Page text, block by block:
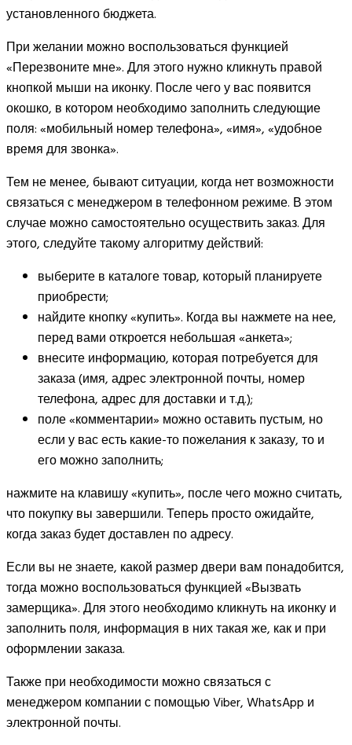
установленного бюджета.
При желании можно воспользоваться функцией
«Перезвоните мне». Для этого нужно кликнуть правой
кнопкой мыши на иконку. После чего у вас появится
окошко, в котором необходимо заполнить следующие
поля: «мобильный номер телефона», «имя», «удобное
время для звонка».
Тем не менее, бывают ситуации, когда нет возможности
связаться с менеджером в телефонном режиме. В этом
случае можно самостоятельно осуществить заказ. Для
этого, следуйте такому алгоритму действий:
выберите в каталоге товар, который планируете
приобрести;
найдите кнопку «купить». Когда вы нажмете на нее,
перед вами откроется небольшая «анкета»;
внесите информацию, которая потребуется для
заказа (имя, адрес электронной почты, номер
телефона, адрес для доставки и т.д.);
поле «комментарии» можно оставить пустым, но
если у вас есть какие-то пожелания к заказу, то и
его можно заполнить;
нажмите на клавишу «купить», после чего можно считать,
что покупку вы завершили. Теперь просто ожидайте,
когда заказ будет доставлен по адресу.
Если вы не знаете, какой размер двери вам понадобится,
тогда можно воспользоваться функцией «Вызвать
замерщика». Для этого необходимо кликнуть на иконку и
заполнить поля, информация в них такая же, как и при
оформлении заказа.
Также при необходимости можно связаться с
менеджером компании с помощью Viber, WhatsApp и
электронной почты.